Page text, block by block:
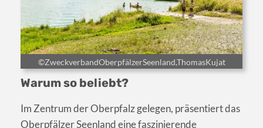
©ZweckverbandOberpfälzerSeenland,ThomasKujat
Warum so beliebt?
Im Zentrum der Oberpfalz gelegen, präsentiert das
Oberpfälzer Seenland eine faszinierende